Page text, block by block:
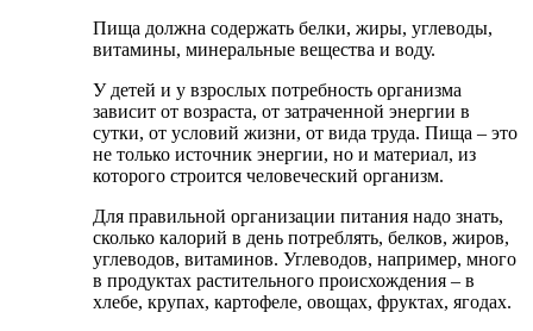
Пища должна содержать белки, жиры, углеводы,
витамины, минеральные вещества и воду.
У детей и у взрослых потребность организма
зависит от возраста, от затраченной энергии в
сутки, от условий жизни, от вида труда. Пища – это
не только источник энергии, но и материал, из
которого строится человеческий организм.
Для правильной организации питания надо знать,
сколько калорий в день потреблять, белков, жиров,
углеводов, витаминов. Углеводов, например, много
в продуктах растительного происхождения – в
хлебе, крупах, картофеле, овощах, фруктах, ягодах.